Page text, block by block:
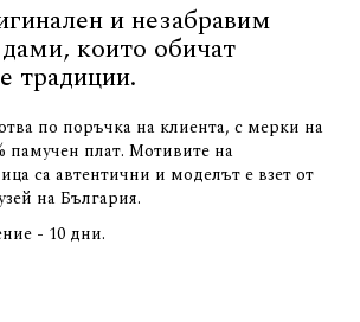
и незабравим
които обичат
традиции.
по поръчка на клиента, с мерки на
памучен плат. Мотивите на
са автентични и моделът е взет от
на България.
- 10 дни.